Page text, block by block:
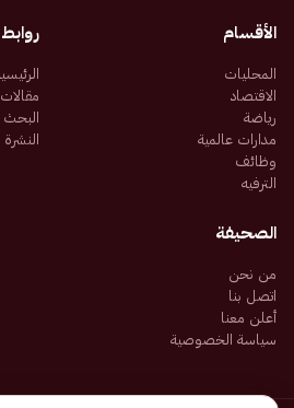
الأقسام
المحليات
الاقتصاد
رياضة
مدارات عالمية
وظائف
الترفيه
البحث
النشرة
الصحيفة
من نحن
اتصل بنا
أعلن معنا
سياسة الخصوصية